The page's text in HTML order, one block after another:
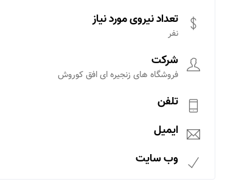
تعداد نیروی مورد نیاز
نفر
شرکت
فروشگاه های زنجیره ای افق کوروش
تلفن
ایمیل
وب سایت